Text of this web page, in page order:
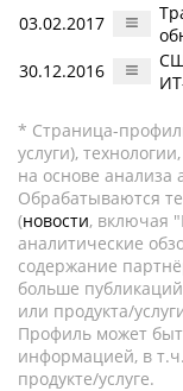
03.02.2017
30.12.2016
* Страница-
услуги),
на основе анализа
Обрабатываются
(новости, включая
аналитические
содержание
больше
или продукта/
Профиль может
информацией, в
продукте/услуге.